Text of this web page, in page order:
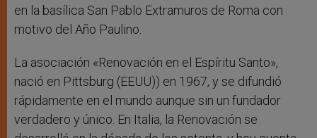
en la basílica San Pablo Extramuros de Roma con
motivo del Año Paulino.
La asociación «Renovación en el Espíritu Santo»,
nació en Pittsburg (EEUU)) en 1967, y se difundió
rápidamente en el mundo aunque sin un fundador
verdadero y único. En Italia, la Renovación se